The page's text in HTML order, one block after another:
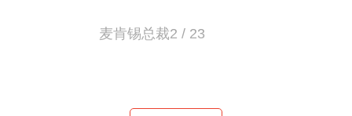
麦肯锡总裁2 / 23